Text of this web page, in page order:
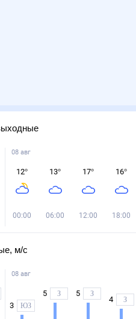
08 авг
12°
00:00
13°
06:00
17°
12:00
16°
18:00
м/с
08 авг
3 ЮЗ
5 З 5 З
4 З